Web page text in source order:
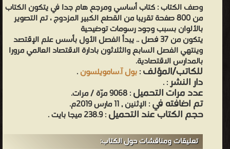
وصف الكتاب :كتاب أساسي ومرجع هام جدا في يتكون الكتاب
من 800 صفحة تقريبا من القطع الكبير المزدوج ، تم التصوير
بالألوان بسبب وجود رسومات توضيحية
يتكون من 37 فصل .. يبدأ الفصل الأول بأسس علم الإقتصد
وينتهي الفصل السابع والثلاثون بادارة الاقتصاد العالمي مرورا
بالمدارس الاقتصادية.
للكاتب/المؤلف:بول آ.سامويلسون.
دار النشر:
.
عدد مرات التحميل: 9068 مرّة / مرات.
تم اضافته في: الإثنين , 11 مارس 2019م.
حجم الكتاب عند التحميل: 238.9 ميجا بايت .
تعليقات ومناقشات حول الكتاب: